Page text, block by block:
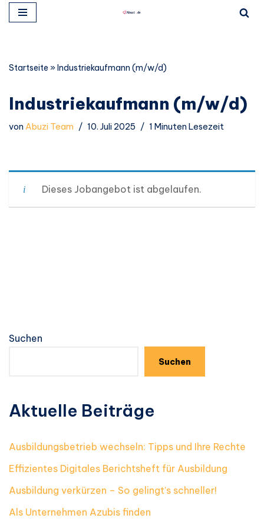
springen
Startseite »Industriekaufmann (m/w/d)
Industriekaufmann (m/w/d)
vonAbuzi Team 10. Juli 2025 1 Minuten Lesezeit
Dieses Jobangebot ist abgelaufen.
Suchen
Suchen
Aktuelle Beiträge
Ausbildungsbetrieb wechseln: Tipps und Ihre Rechte
Effizientes Digitales Berichtsheft für Ausbildung
Ausbildung verkürzen – So gelingt’s schneller!
Als Unternehmen Azubis finden